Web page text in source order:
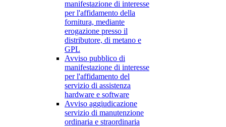
manifestazione di interesse
per l'affidamento della
fornitura, mediante
erogazione presso il
distributore, di metano e
GPL
Avviso pubblico di
manifestazione di interesse
per l'affidamento del
servizio di assistenza
hardware e software
Avviso aggiudicazione
servizio di manutenzione
ordinaria e straordinaria